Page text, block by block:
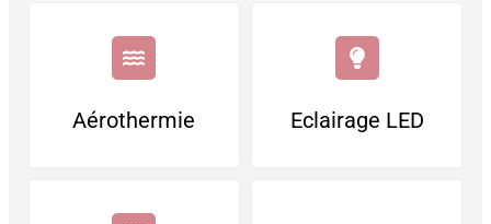
Aérothermie Eclairage LED